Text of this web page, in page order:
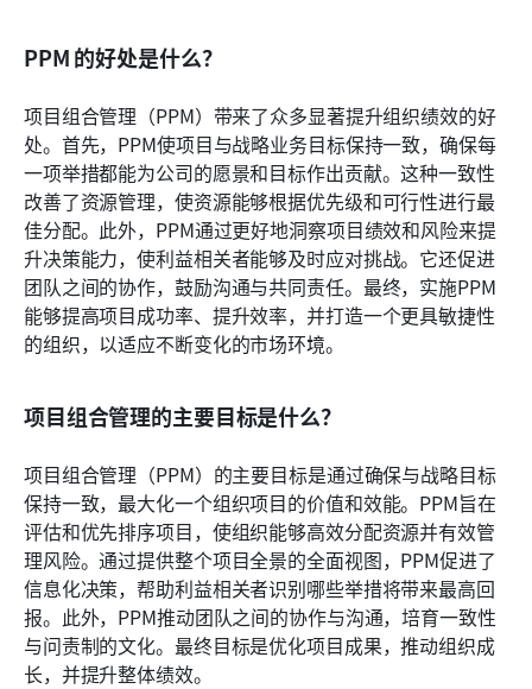
PPM 的好处是什么？
项目组合管理（PPM）带来了众多显著提升组织绩效的好
处。首先，PPM使项目与战略业务目标保持一致，确保每
一项举措都能为公司的愿景和目标作出贡献。这种一致性
改善了资源管理，使资源能够根据优先级和可行性进行最
佳分配。此外，PPM通过更好地洞察项目绩效和风险来提
升决策能力，使利益相关者能够及时应对挑战。它还促进
团队之间的协作，鼓励沟通与共同责任。最终，实施PPM
能够提高项目成功率、提升效率，并打造一个更具敏捷性
的组织，以适应不断变化的市场环境。
项目组合管理的主要目标是什么？
项目组合管理（PPM）的主要目标是通过确保与战略目标
保持一致，最大化一个组织项目的价值和效能。PPM旨在
评估和优先排序项目，使组织能够高效分配资源并有效管
理风险。通过提供整个项目全景的全面视图，PPM促进了
信息化决策，帮助利益相关者识别哪些举措将带来最高回
报。此外，PPM推动团队之间的协作与沟通，培育一致性
与问责制的文化。最终目标是优化项目成果，推动组织成
长，并提升整体绩效。